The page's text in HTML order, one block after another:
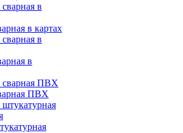
в картах
в
ПВХ